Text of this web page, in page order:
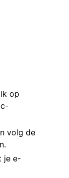
op
volg de
je e-